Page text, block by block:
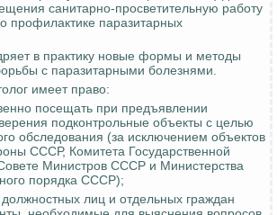
санитарно-просветительную работу
профилактике паразитарных
в практику новые формы и методы
с паразитарными болезнями.
имеет право:
посещать при предъявлении
подконтрольные объекты с целью
обследования (за исключением объектов
СССР, Комитета Государственной
Министров СССР и Министерства
порядка СССР);
должностных лиц и отдельных граждан